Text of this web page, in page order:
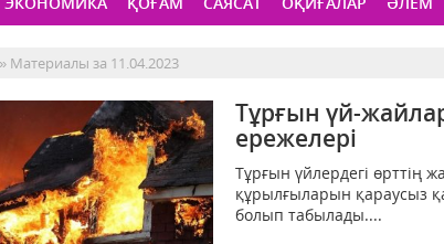
» Материалы за 11.04.2023
Тұрғын үй-
ережелерi
Тұрғын үйлердегі өрттің
құрылғыларын қараусыз
болып табылады....